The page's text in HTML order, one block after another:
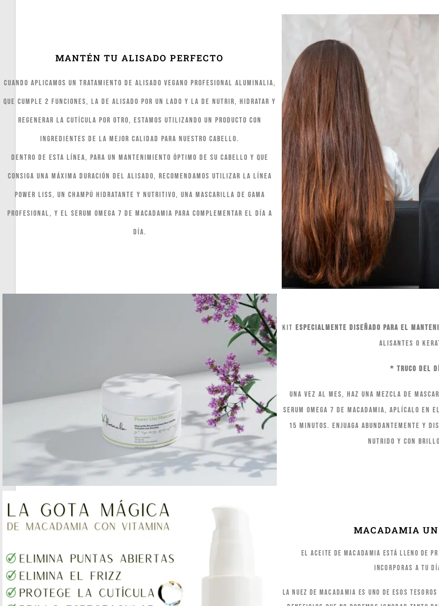
MANTÉN TU ALISADO PERFECTO
Cuando aplicamos un tratamiento de Alisado Vegano Profesional Aluminalia,
que cumple 2 funciones, la de alisado por un lado y la de nutrir, hidratar y
regenerar la cutícula por otro, estamos utilizando un producto con
ingredientes de la mejor calidad para nuestro cabello.
Dentro de esta línea, para un mantenimiento óptimo de su cabello y que
consiga una máxima duración del alisado, recomendamos utilizar la línea
Power Liss, un champú hidratante y nutritivo, una mascarilla de gama
profesional, y el Serum Omega 7 de Macadamia para complementar el día a
día.
Kit especialmente diseñado para el
alisantes o
* Truco del
Una vez al mes, haz una mezcla de
Serum Omega 7 de Macadamia, aplícalo
15 minutos. Enjuaga abundantemente y
nutrido y con
MACADAMIA
El aceite de macadamia está lleno de
incorporas a tu
La nuez de macadamia es uno de esos